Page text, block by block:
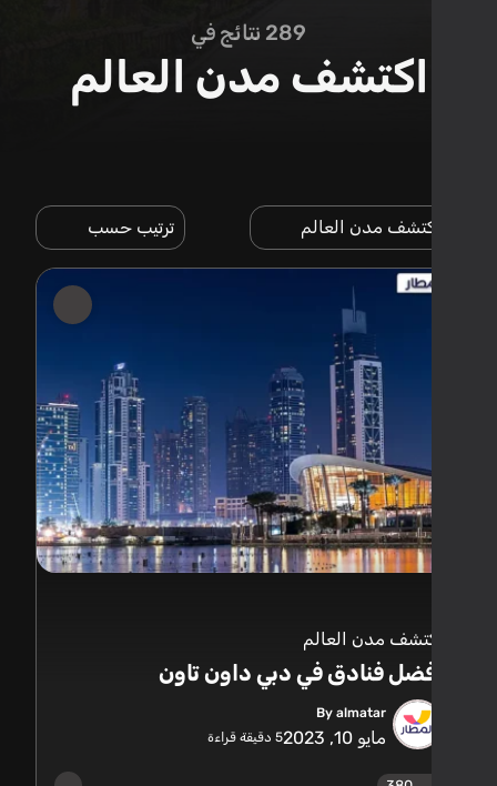
نتائج في
اكتشف مدن العالم
مدن العالم ترتيب حسب
مدن العالم
فنادق في دبي داون تاون
By almatar
مايو 10, 2023 5 دقيقة قراءة